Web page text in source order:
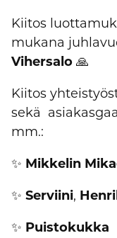
Kiitos
mukana
Vihersalo 🙏
Kiitos
sekä
mm.:
✨ Mikkelin
✨ Serviini,
✨ Puistokukka